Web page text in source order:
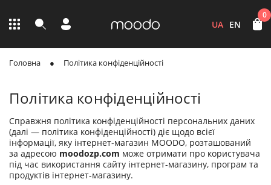
UA EN
0
Головна Політика конфіденційності
Політика конфіденційності
Справжня політика конфіденційності персональних даних
(далі — політика конфіденційності) діє щодо всієї
інформації, яку інтернет-магазин MOODO, розташований
за адресою moodozp.com може отримати про користувача
під час використання сайту інтернет-магазину, програм та
продуктів інтернет-магазину.